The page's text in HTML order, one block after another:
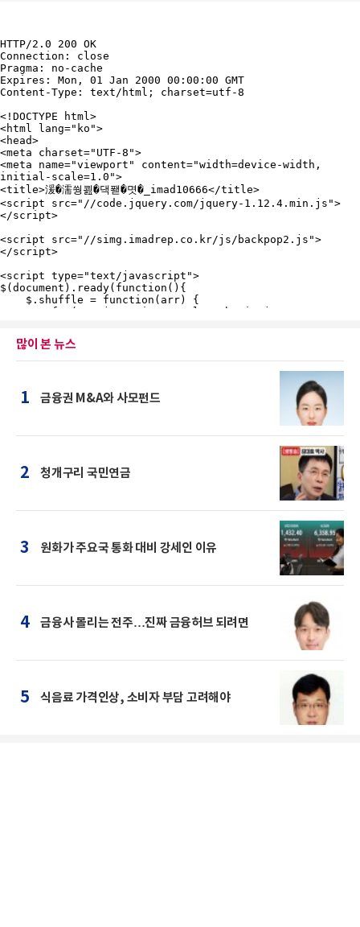
많이 본 뉴스
1 금융권 M&A와 사모펀드
2 청개구리 국민연금
3 원화가 주요국 통화 대비 강세인 이유
4 금융사 몰리는 전주…진짜 금융허브 되려면
5 식음료 가격인상, 소비자 부담 고려해야